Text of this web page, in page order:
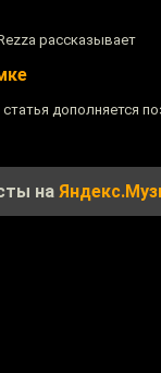
рассказывает
дополняется
на